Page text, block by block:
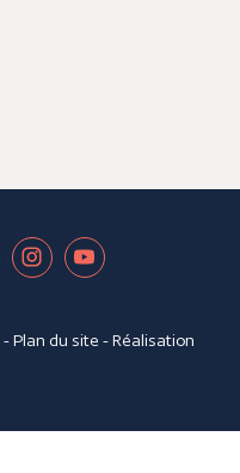
-Plan du site - Réalisation